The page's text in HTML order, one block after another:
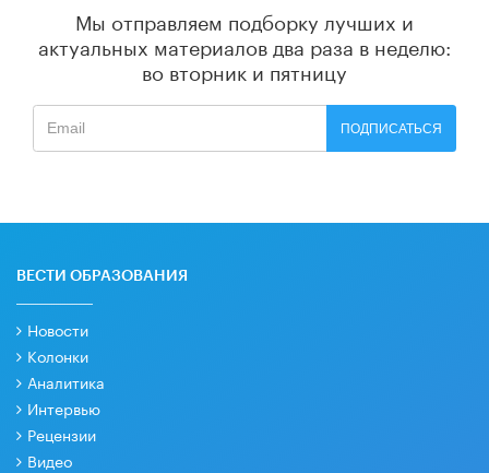
Мы отправляем подборку лучших и
актуальных материалов два раза в неделю:
во вторник и пятницу
ПОДПИСАТЬСЯ
ВЕСТИ ОБРАЗОВАНИЯ
Новости
Колонки
Аналитика
Интервью
Рецензии
Видео